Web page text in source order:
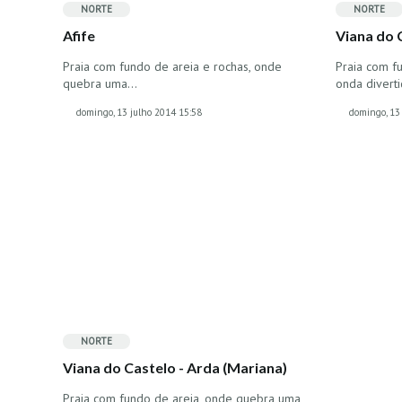
NORTE
Afife
Praia com fundo de areia e rochas, onde
quebra uma…
domingo, 13 julho 2014 15:58
NORTE
Viana do
Praia com
onda
domingo,
NORTE
Viana do Castelo - Arda (Mariana)
Praia com fundo de areia, onde quebra uma